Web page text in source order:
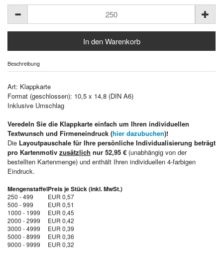
Beschreibung
Art: Klappkarte
Format (geschlossen): 10,5 x 14,8 (DIN A6)
Inklusive Umschlag
Veredeln Sie die Klappkarte einfach um Ihren individuellen
Textwunsch und Firmeneindruck (hier dazubuchen)!
Die Layoutpauschale für Ihre persönliche Individualisierung beträgt
pro Kartenmotiv zusätzlich nur 52,95 € (unabhängig von der
bestellten Kartenmenge) und enthält Ihren individuellen 4-farbigen
Eindruck.
MengenstaffelPreis je Stück (inkl. MwSt.)
250 - 499
EUR 0,57
500 - 999
EUR 0,51
1000 - 1999
EUR 0,45
2000 - 2999
EUR 0,42
3000 - 4999
EUR 0,39
5000 - 8999
EUR 0,36
9000 - 9999
EUR 0,32